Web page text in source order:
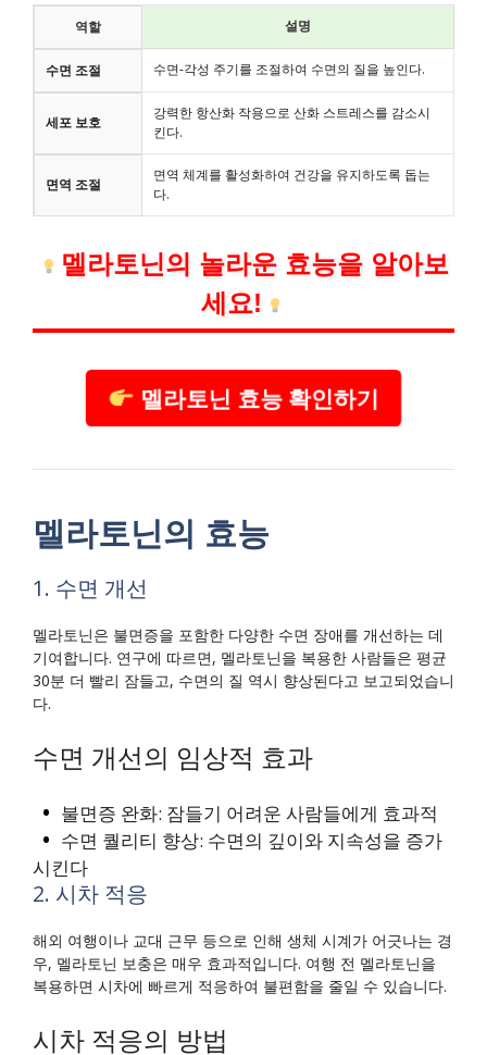
역할 설명
수면 조절 수면-각성 주기를 조절하여 수면의 질을 높인다.
세포 보호
강력한 항산화 작용으로 산화 스트레스를 감소시
킨다.
면역 조절
면역 체계를 활성화하여 건강을 유지하도록 돕는
다.
멜라토닌의 놀라운 효능을 알아보
세요!
멜라토닌 효능 확인하기
멜라토닌의 효능
1. 수면 개선
멜라토닌은 불면증을 포함한 다양한 수면 장애를 개선하는 데
기여합니다. 연구에 따르면, 멜라토닌을 복용한 사람들은 평균
30분 더 빨리 잠들고, 수면의 질 역시 향상된다고 보고되었습니
다.
수면 개선의 임상적 효과
불면증 완화: 잠들기 어려운 사람들에게 효과적
수면 퀄리티 향상: 수면의 깊이와 지속성을 증가
시킨다
2. 시차 적응
해외 여행이나 교대 근무 등으로 인해 생체 시계가 어긋나는 경
우, 멜라토닌 보충은 매우 효과적입니다. 여행 전 멜라토닌을
복용하면 시차에 빠르게 적응하여 불편함을 줄일 수 있습니다.
시차 적응의 방법